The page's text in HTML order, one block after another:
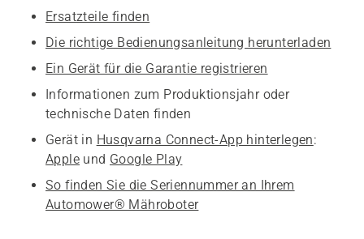
Ersatzteile finden
Die richtige Bedienungsanleitung herunterladen
Ein Gerät für die Garantie registrieren
Informationen zum Produktionsjahr oder
technische Daten finden
Gerät in Husqvarna Connect-App hinterlegen:
Apple und Google Play
So finden Sie die Seriennummer an Ihrem
Automower® Mähroboter